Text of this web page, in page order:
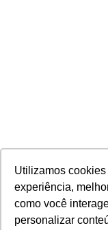
Utilizamos
experiência,
como você
personalizar
Copyright ©